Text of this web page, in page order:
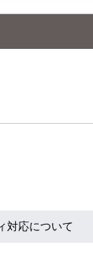
対応について